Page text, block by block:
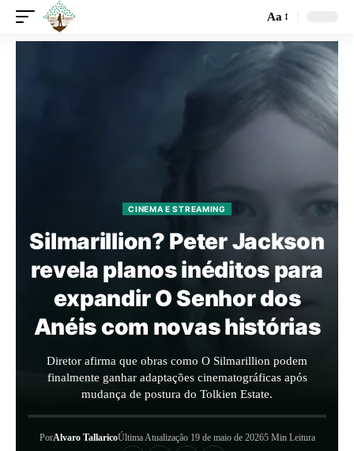
Aa
CINEMA E STREAMING
Silmarillion? Peter Jackson
revela planos inéditos para
expandir O Senhor dos
Anéis com novas histórias
Diretor afirma que obras como O Silmarillion podem
finalmente ganhar adaptações cinematográficas após
mudança de postura do Tolkien Estate.
PorAlvaro TallaricoÚltima Atualização 19 de maio de 20265 Min Leitura